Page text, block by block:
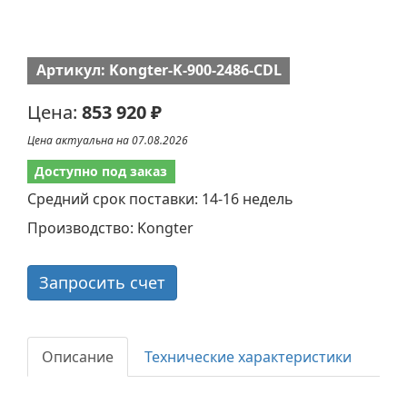
Артикул: Kongter-K-900-2486-CDL
Цена: 853 920 ₽
Цена актуальна на 07.08.2026
Доступно под заказ
Средний срок поставки: 14-16 недель
Производство: Kongter
Запросить счет
Описание Технические характеристики